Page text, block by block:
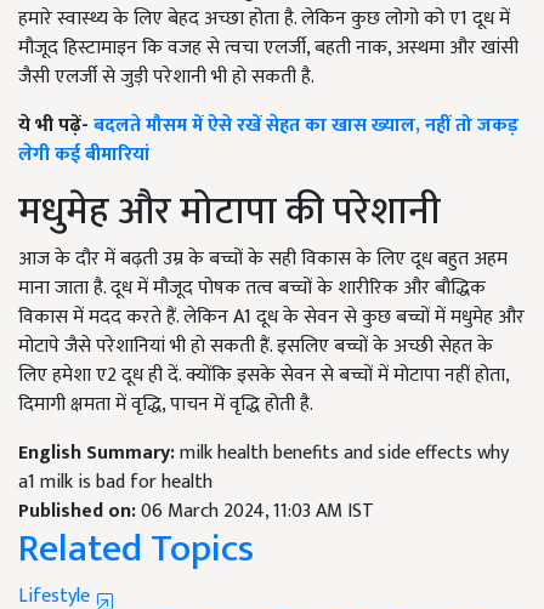
हमारे स्वास्थ्य के लिए बेहद अच्छा होता है. लेकिन कुछ लोगो को ए1 दूध में
मौजूद हिस्टामाइन कि वजह से त्वचा एलर्जी, बहती नाक, अस्थमा और खांसी
जैसी एलर्जी से जुड़ी परेशानी भी हो सकती है.
ये भी पढ़ें-बदलते मौसम में ऐसे रखें सेहत का खास ख्याल, नहीं तो जकड़
लेगी कई बीमारियां
मधुमेह और मोटापा की परेशानी
आज के दौर में बढ़ती उम्र के बच्चों के सही विकास के लिए दूध बहुत अहम
माना जाता है. दूध में मौजूद पोषक तत्व बच्चों के शारीरिक और बौद्धिक
विकास में मदद करते हैं. लेकिन A1 दूध के सेवन से कुछ बच्चों में मधुमेह और
मोटापे जैसे परेशानियां भी हो सकती हैं. इसलिए बच्चों के अच्छी सेहत के
लिए हमेशा ए2 दूध ही दें. क्योंकि इसके सेवन से बच्चों में मोटापा नहीं होता,
दिमागी क्षमता में वृद्धि, पाचन में वृद्धि होती है.
English Summary:milk health benefits and side effects why
a1 milk is bad for health
Published on:06 March 2024, 11:03 AM IST
Related Topics
Lifestyle